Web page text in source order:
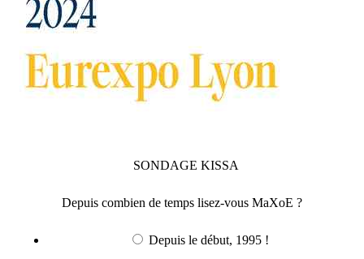
SONDAGE KISSA
Depuis combien de temps lisez-vous MaXoE ?
Depuis le début, 1995 !